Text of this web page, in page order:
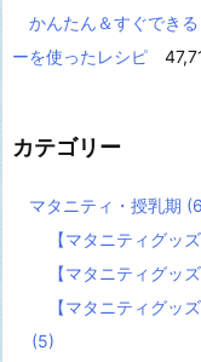
かんたん＆すぐでき
ーを使ったレシピ
カテゴリー
マタニティ・授乳期
【マタニティグッ
【マタニティグッ
【マタニティグッ
(5)